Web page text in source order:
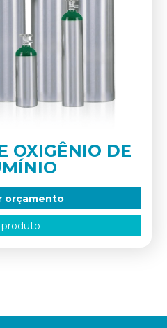
OXIGÊNIO DE
orçamento
produto